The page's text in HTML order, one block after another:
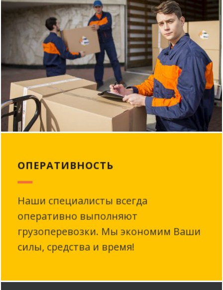
ОПЕРАТИВНОСТЬ
Наши специалисты всегда
оперативно выполняют
грузоперевозки. Мы экономим Ваши
силы, средства и время!